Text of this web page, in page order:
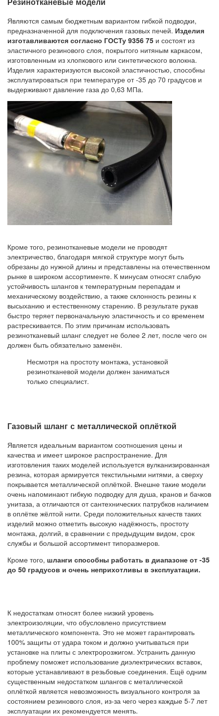
Являются самым бюджетным вариантом гибкой подводки,
предназначенной для подключения газовых печей. Изделия
изготавливаются согласно ГОСТу 9356 75 и состоят из
эластичного резинового слоя, покрытого нитяным каркасом,
изготовленным из хлопкового или синтетического волокна.
Изделия характеризуются высокой эластичностью, способны
эксплуатироваться при температуре от -35 до 70 градусов и
выдерживают давление газа до 0,63 МПа.
Кроме того, резинотканевые модели не проводят
электричество, благодаря мягкой структуре могут быть
обрезаны до нужной длины и представлены на отечественном
рынке в широком ассортименте. К минусам относят слабую
устойчивость шлангов к температурным перепадам и
механическому воздействию, а также склонность резины к
высыханию и естественному старению. В результате рукав
быстро теряет первоначальную эластичность и со временем
растрескивается. По этим причинам использовать
резинотканевый шланг следует не более 2 лет, после чего он
должен быть обязательно заменён.
Несмотря на простоту монтажа, установкой
резинотканевой модели должен заниматься
только специалист.
Газовый шланг с металлической оплёткой
Является идеальным вариантом соотношения цены и
качества и имеет широкое распространение. Для
изготовления таких моделей используется вулканизированная
резина, которая армируется текстильными нитями, а сверху
покрывается металлической оплёткой. Внешне такие модели
очень напоминают гибкую подводку для душа, кранов и бачков
унитаза, а отличаются от сантехнических патрубков наличием
в оплётке жёлтой нити. Среди положительных качеств таких
изделий можно отметить высокую надёжность, простоту
монтажа, долгий, в сравнении с предыдущим видом, срок
службы и большой ассортимент типоразмеров.
Кроме того, шланги способны работать в диапазоне от -35
до 50 градусов и очень неприхотливы в эксплуатации.
К недостаткам относят более низкий уровень
электроизоляции, что обусловлено присутствием
металлического компонента. Это не может гарантировать
100% защиты от удара током и должно учитываться при
установке на плиты с электророзжигом. Устранить данную
проблему поможет использование диэлектрических вставок,
которые устанавливают в резьбовые соединения. Ещё одним
существенным недостатком шлангов с металлической
оплёткой является невозможность визуального контроля за
состоянием резинового слоя, из-за чего через каждые 5-7 лет
эксплуатации их рекомендуется менять.